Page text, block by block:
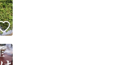
いいね！